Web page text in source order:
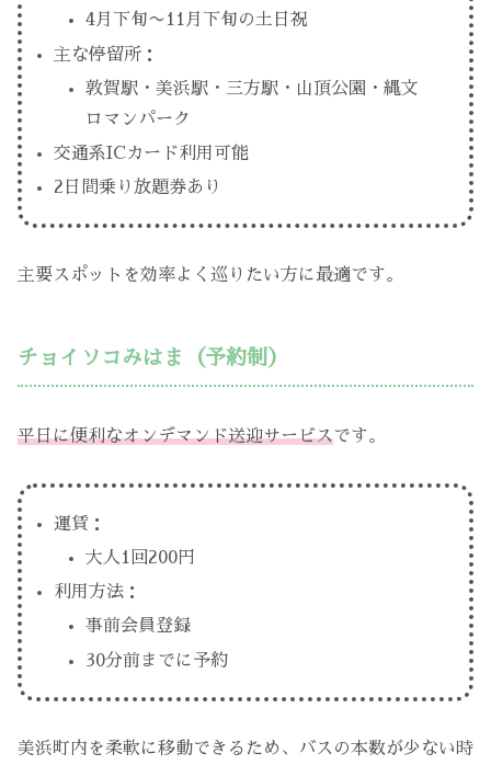
4月下旬〜11月下旬の土日祝
主な停留所：
敦賀駅・美浜駅・三方駅・山頂公園・縄文
ロマンパーク
交通系ICカード利用可能
2日間乗り放題券あり
主要スポットを効率よく巡りたい方に最適です。
チョイソコみはま（予約制）
平日に便利なオンデマンド送迎サービスです。
運賃：
大人1回200円
利用方法：
事前会員登録
30分前までに予約
美浜町内を柔軟に移動できるため、バスの本数が少ない時